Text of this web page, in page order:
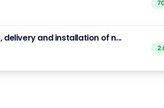
and installation of n...